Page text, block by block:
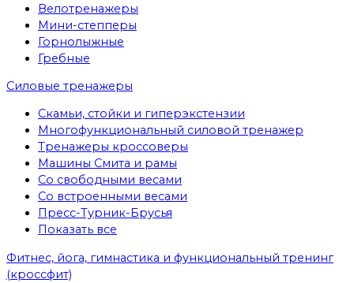
Велотренажеры
Мини-степперы
Горнолыжные
Гребные
Cиловые тренажеры
Скамьи, стойки и гиперэкстензии
Многофункциональный силовой тренажер
Тренажеры кроссоверы
Машины Смита и рамы
Со свободными весами
Со встроенными весами
Пресс-Турник-Брусья
Показать все
Фитнес, йога, гимнастика и функциональный тренинг
(кроссфит)